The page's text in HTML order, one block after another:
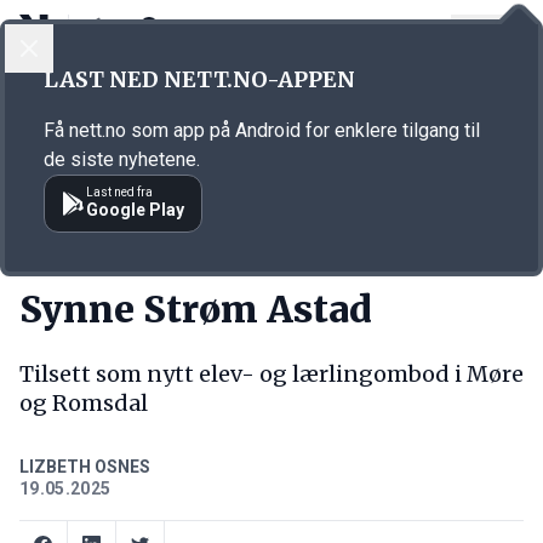
Annonsørinnhold
Synne Strøm Astad
Tilsett som nytt elev- og lærlingombod i Møre
og Romsdal
LIZBETH OSNES
19.05.2025
LAST NED NETT.NO-APPEN
Få nett.no som app på Android for enklere tilgang til
de siste nyhetene.
Last ned fra
Google Play